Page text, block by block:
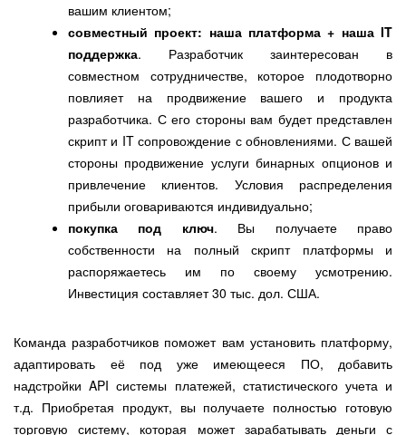
вашим клиентом;
совместный проект: наша платформа + наша IT
поддержка. Разработчик заинтересован в
совместном сотрудничестве, которое плодотворно
повлияет на продвижение вашего и продукта
разработчика. С его стороны вам будет представлен
скрипт и IT сопровождение с обновлениями. С вашей
стороны продвижение услуги бинарных опционов и
привлечение клиентов. Условия распределения
прибыли оговариваются индивидуально;
покупка под ключ. Вы получаете право
собственности на полный скрипт платформы и
распоряжаетесь им по своему усмотрению.
Инвестиция составляет 30 тыс. дол. США.
Команда разработчиков поможет вам установить платформу,
адаптировать её под уже имеющееся ПО, добавить
надстройки API системы платежей, статистического учета и
т.д. Приобретая продукт, вы получаете полностью готовую
торговую систему, которая может зарабатывать деньги с